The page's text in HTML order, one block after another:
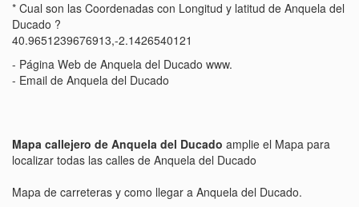
* Cual son las Coordenadas con Longitud y latitud de Anquela del
Ducado ?
40.9651239676913,-2.1426540121
- Página Web de Anquela del Ducado www.
- Email de Anquela del Ducado
Mapa callejero de Anquela del Ducado amplie el Mapa para
localizar todas las calles de Anquela del Ducado
Mapa de carreteras y como llegar a Anquela del Ducado.